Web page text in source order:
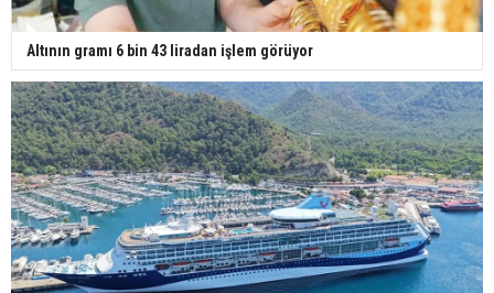
Altının gramı 6 bin 43 liradan işlem görüyor